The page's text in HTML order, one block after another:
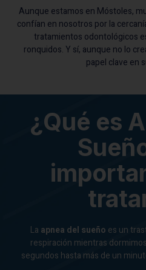
Aunque estamos en Móstoles,
confían en nosotros por la
tratamientos odontológicos
ronquidos. Y sí, aunque no lo
papel clave en
¿Qué es
La apnea del sueño es un
respiración mientras
segundos hasta más de un